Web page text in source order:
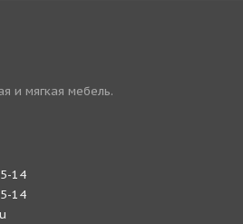
и мягкая мебель.
14
14